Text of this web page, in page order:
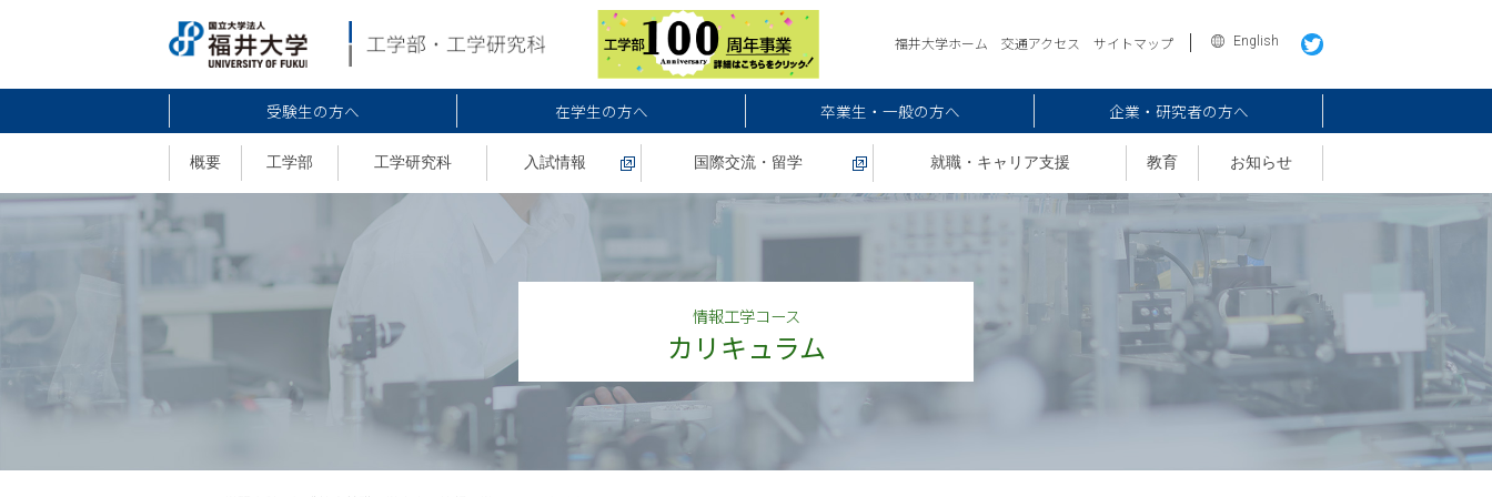
福井大学ホーム 交通アクセス サイトマップ English
受験生の方へ 在学生の方へ 卒業生・一般の方へ 企業・研究者の方へ
概要 工学部 工学研究科 入試情報 国際交流・留学 就職・キャリア支援 教育 お知らせ
情報工学コース
カリキュラム